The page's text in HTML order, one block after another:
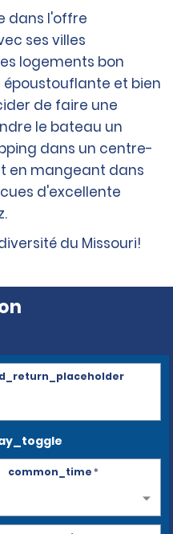
dans l'offre
ses villes
logements bon
et bien
de faire une
le bateau un
dans un centre-
en mangeant dans
d'excellente
du Missouri!
common_time*